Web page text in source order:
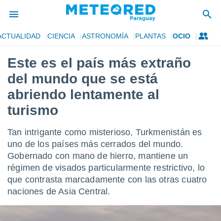
de
ha
por
para
la
que se
a este
las
y
forma
digital
CIENCIA ASTRONOMÍA PLANTAS OCIO
Este es el país más extraño
del mundo que se está
abriendo lentamente al
turismo
Tan intrigante como misterioso, Turkmenistán es
uno de los países más cerrados del mundo.
Gobernado con mano de hierro, mantiene un
régimen de visados particularmente restrictivo, lo
que contrasta marcadamente con las otras cuatro
naciones de Asia Central.